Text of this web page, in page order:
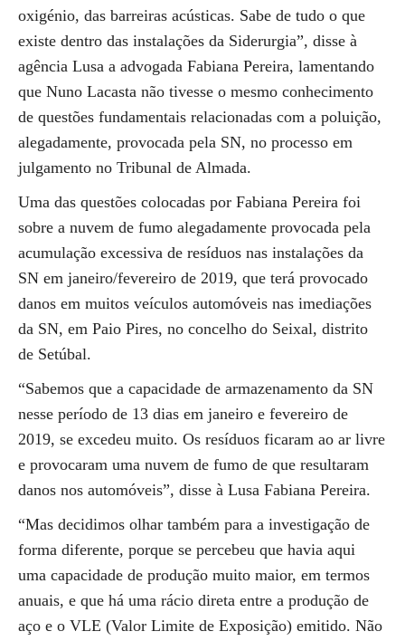
oxigénio, das barreiras acústicas. Sabe de tudo o que
existe dentro das instalações da Siderurgia”, disse à
agência Lusa a advogada Fabiana Pereira, lamentando
que Nuno Lacasta não tivesse o mesmo conhecimento
de questões fundamentais relacionadas com a poluição,
alegadamente, provocada pela SN, no processo em
julgamento no Tribunal de Almada.
Uma das questões colocadas por Fabiana Pereira foi
sobre a nuvem de fumo alegadamente provocada pela
acumulação excessiva de resíduos nas instalações da
SN em janeiro/fevereiro de 2019, que terá provocado
danos em muitos veículos automóveis nas imediações
da SN, em Paio Pires, no concelho do Seixal, distrito
de Setúbal.
“Sabemos que a capacidade de armazenamento da SN
nesse período de 13 dias em janeiro e fevereiro de
2019, se excedeu muito. Os resíduos ficaram ao ar livre
e provocaram uma nuvem de fumo de que resultaram
danos nos automóveis”, disse à Lusa Fabiana Pereira.
“Mas decidimos olhar também para a investigação de
forma diferente, porque se percebeu que havia aqui
uma capacidade de produção muito maior, em termos
anuais, e que há uma rácio direta entre a produção de
aço e o VLE (Valor Limite de Exposição) emitido. Não